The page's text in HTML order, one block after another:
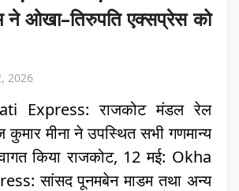
ने ओखा–तिरुपति एक्सप्रेस को
2026
Express: राजकोट मंडल रेल
कुमार मीना ने उपस्थित सभी गणमान्य
किया राजकोट, 12 मई: Okha
सांसद पूनमबेन माडम तथा अन्य